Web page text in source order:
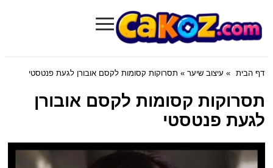
Cakoz.com
≡
דף הבית » עיצוב שיער » תסרוקות קסומות לקסם אובורן לגעת פנטסטי
תסרוקות קסומות לקסם אובורן
לגעת פנטסטי